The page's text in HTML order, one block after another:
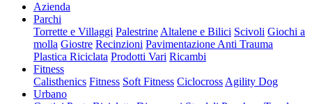
Azienda
Parchi
Torrette e Villaggi Palestrine Altalene e Bilici Scivoli Giochi a
molla Giostre Recinzioni Pavimentazione Anti Trauma
Plastica Riciclata Prodotti Vari Ricambi
Fitness
Calisthenics Fitness Soft Fitness Ciclocross Agility Dog
Urbano